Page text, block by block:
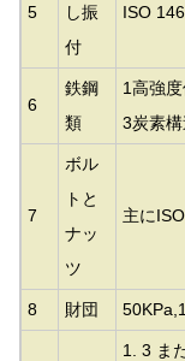
5
し振
付
ISO
6
鉄鋼
類
1高強
3炭素
7
ボル
トと
ナッ
ツ
主に
8 財団
1. 3 ま